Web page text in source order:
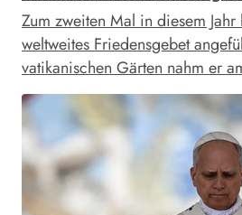
Zum zweiten Mal in diesem Jahr
weltweites Friedensgebet
vatikanischen Gärten nahm er